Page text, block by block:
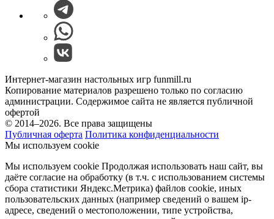
Интернет-магазин настольных игр funmill.ru
Копирование материалов разрешено только по согласию
администрации. Содержимое сайта не является публичной
офертой
© 2014–2026. Все права защищены
Публичная оферта Политика конфиденциальности
Мы используем cookie
Мы используем cookie Продолжая использовать наш cайт, вы
даёте согласие на обработку (в т.ч. с использованием системы
сбора статистики Яндекс.Метрика) файлов cookie, иных
пользовательских данных (например сведений о вашем ip-
адресе, сведений о местоположении, типе устройства,